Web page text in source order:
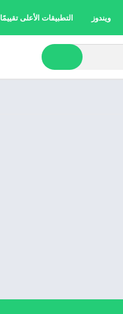
ويندوز التطبيقات الأعلى تقييمًا